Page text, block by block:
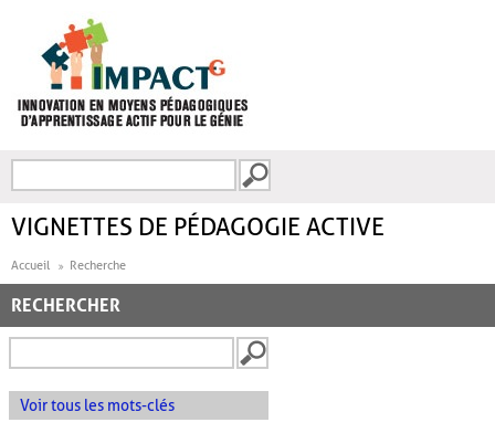
FORMULAIRE DE
VIGNETTES DE PÉDAGOGIE ACTIVE
Accueil Recherche
RECHERCHER
Voir tous les mots-clés